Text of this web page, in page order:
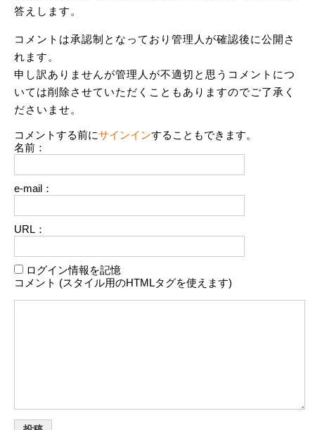
答えします。
コメントは承認制となっており管理人が確認後に公開さ
れます。
申し訳ありませんが管理人が不適切と思うコメントにつ
いては削除させていただくこともありますのでご了承く
ださいませ。
コメントする前にサインインすることもできます。
名前：
e-mail：
URL：
ログイン情報を記憶
コメント (スタイル用のHTMLタグを使えます)